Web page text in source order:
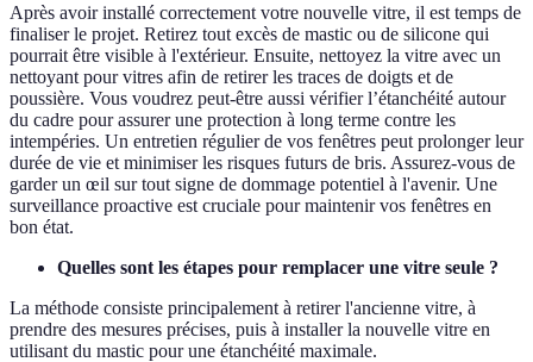
Après avoir installé correctement votre nouvelle vitre, il est temps de
finaliser le projet. Retirez tout excès de mastic ou de silicone qui
pourrait être visible à l'extérieur. Ensuite, nettoyez la vitre avec un
nettoyant pour vitres afin de retirer les traces de doigts et de
poussière. Vous voudrez peut-être aussi vérifier l’étanchéité autour
du cadre pour assurer une protection à long terme contre les
intempéries. Un entretien régulier de vos fenêtres peut prolonger leur
durée de vie et minimiser les risques futurs de bris. Assurez-vous de
garder un œil sur tout signe de dommage potentiel à l'avenir. Une
surveillance proactive est cruciale pour maintenir vos fenêtres en
bon état.
Quelles sont les étapes pour remplacer une vitre seule ?
La méthode consiste principalement à retirer l'ancienne vitre, à
prendre des mesures précises, puis à installer la nouvelle vitre en
utilisant du mastic pour une étanchéité maximale.